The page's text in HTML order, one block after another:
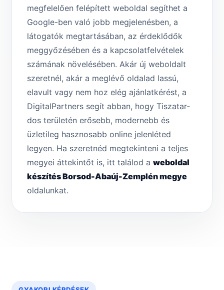
megfelelően felépített weboldal segíthet a
Google-ben való jobb megjelenésben, a
látogatók megtartásában, az érdeklődők
meggyőzésében és a kapcsolatfelvételek
számának növelésében. Akár új weboldalt
szeretnél, akár a meglévő oldalad lassú,
elavult vagy nem hoz elég ajánlatkérést, a
DigitalPartners segít abban, hogy Tiszatar­
dos területén erősebb, modernebb és
üzletileg hasznosabb online jelenléted
legyen. Ha szeretnéd megtekinteni a teljes
megyei áttekintőt is, itt találod a weboldal
készítés Borsod-Abaúj-Zemplén megye
oldalunkat.